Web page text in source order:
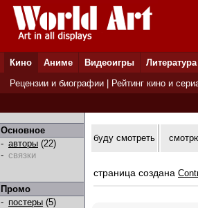
Кино Аниме Видеоигры Литература
Рецензии и биографии
Рейтинг кино и
Основное
- авторы (22)
- связки
Промо
- постеры (5)
буду смотреть
страница создана